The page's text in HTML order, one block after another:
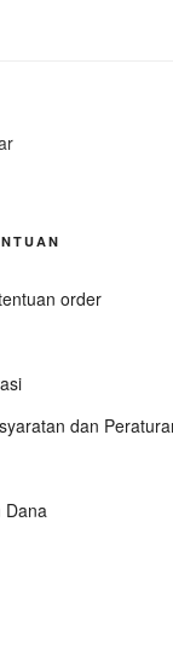
order
dan
Dana